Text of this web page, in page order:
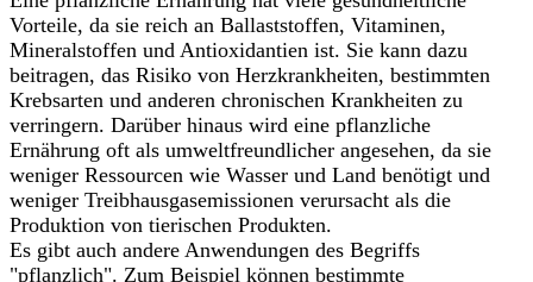
Vorteile, da sie reich an Ballaststoffen, Vitaminen,
Mineralstoffen und Antioxidantien ist. Sie kann dazu
beitragen, das Risiko von Herzkrankheiten, bestimmten
Krebsarten und anderen chronischen Krankheiten zu
verringern. Darüber hinaus wird eine pflanzliche
Ernährung oft als umweltfreundlicher angesehen, da sie
weniger Ressourcen wie Wasser und Land benötigt und
weniger Treibhausgasemissionen verursacht als die
Produktion von tierischen Produkten.
Es gibt auch andere Anwendungen des Begriffs
"pflanzlich". Zum Beispiel können bestimmte